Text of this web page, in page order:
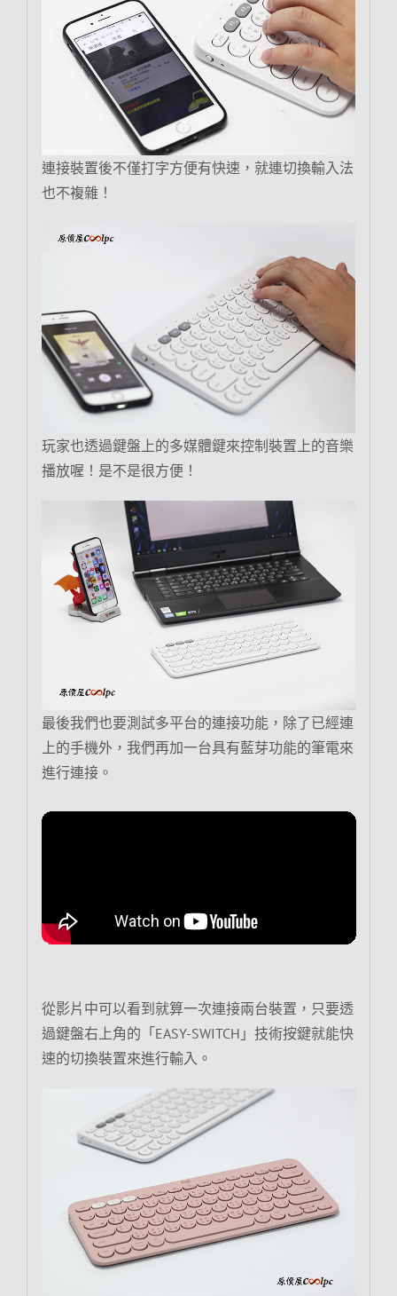
連接裝置後不僅打字方便有快速，就連切換輸入法
也不複雜！
玩家也透過鍵盤上的多媒體鍵來控制裝置上的音樂
播放喔！是不是很方便！
最後我們也要測試多平台的連接功能，除了已經連
上的手機外，我們再加一台具有藍芽功能的筆電來
進行連接。
從影片中可以看到就算一次連接兩台裝置，只要透
過鍵盤右上角的「EASY-SWITCH」技術按鍵就能快
速的切換裝置來進行輸入。